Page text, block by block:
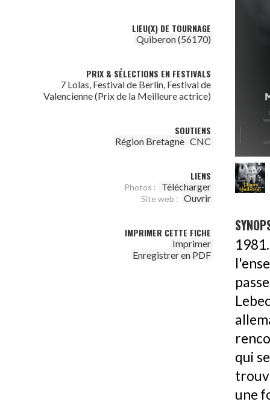
LIEU(X) DE TOURNAGE
Quiberon (56170)
PRIX & SÉLECTIONS EN FESTIVALS
7 Lolas, Festival de Berlin, Festival de
Valencienne (Prix de la Meilleure actrice)
SOUTIENS
Région Bretagne CNC
LIENS
Photos : Télécharger
Site web : Ouvrir
IMPRIMER CETTE FICHE
Imprimer
Enregistrer en PDF
qui
une